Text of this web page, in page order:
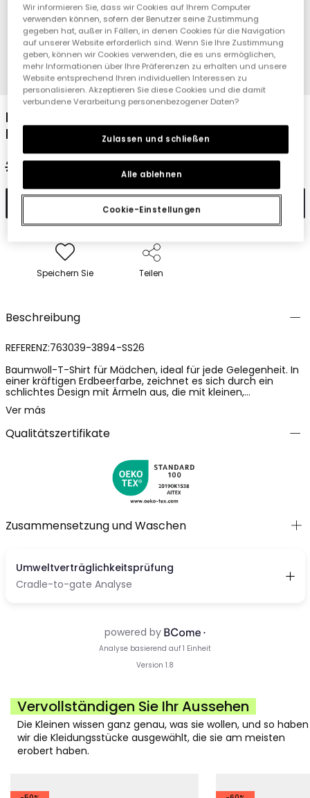
1 2 3 4
Mädchen T-Shirt aus Baumwolle in
Erdbeerfarbe
25,95 € 12,95 €
In den Warenkorb
Speichern Sie Teilen
Beschreibung
REFERENZ:763039-3894-SS26
Baumwoll-T-Shirt für Mädchen, ideal für jede Gelegenheit. In
einer kräftigen Erdbeerfarbe, zeichnet es sich durch ein
schlichtes Design mit Ärmeln aus, die mit kleinen,
handgenähten Stoffblumen verziert sind. Der gerade Schnitt
des T-Shirts sorgt für Komfort, während das
Baumwollmaterial Weichheit und Atmungsaktivität
gewährleistet. Erhältlich in Größen von 2 bis 14 Jahren, passt
kombinieren mit Shorts oder Röcken, ist dieses T-Shirt ein
vielseitiges Kleidungsstück für die Frühlings- und
Ver más
Qualitätszertifikate
Zusammensetzung und Waschen
Vervollständigen Sie Ihr Aussehen
Die Kleinen wissen ganz genau, was sie wollen, und so haben
wir die Kleidungsstücke ausgewählt, die sie am meisten
erobert haben.
Wir informieren Sie, dass wir Cookies auf Ihrem Computer
verwenden können, sofern der Benutzer seine Zustimmung
gegeben hat, außer in Fällen, in denen Cookies für die Navigation
auf unserer Website erforderlich sind. Wenn Sie Ihre Zustimmung
geben, können wir Cookies verwenden, die es uns ermöglichen,
mehr Informationen über Ihre Präferenzen zu erhalten und unsere
Website entsprechend Ihren individuellen Interessen zu
personalisieren. Akzeptieren Sie diese Cookies und die damit
verbundene Verarbeitung personenbezogener Daten?
Cookie-Einstellungen
Alle ablehnen
Zulassen und schließen